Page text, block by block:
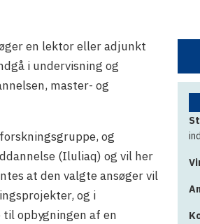
en lektor eller adjunkt
i undervisning og
master- og
og
(Iluliaq) og vil her
at den valgte ansøger vil
og i
opbygningen af en